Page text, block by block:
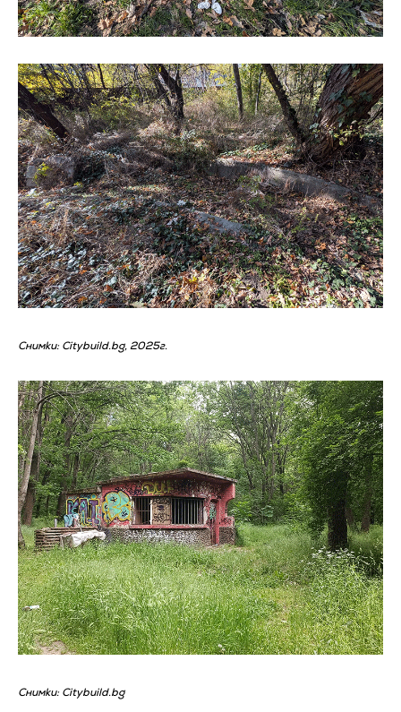
Снимки: Citybuild.bg, 2025г.
Снимки: Citybuild.bg